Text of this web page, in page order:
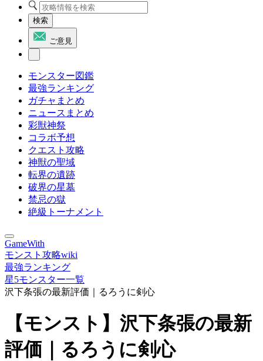
検索
ご意見
モンスター図鑑
最強ランキング
ガチャまとめ
ニュースまとめ
彩獣神祭
コラボ予想
クエスト攻略
神獣の聖域
転界の遺跡
破界の星墓
禁忌の獄
絶級トーナメント
GameWith
モンスト攻略wiki
最強ランキング
星5モンスター一覧
沢下条張の最新評価｜るろうに剣心
【モンスト】沢下条張の最新
評価｜るろうに剣心